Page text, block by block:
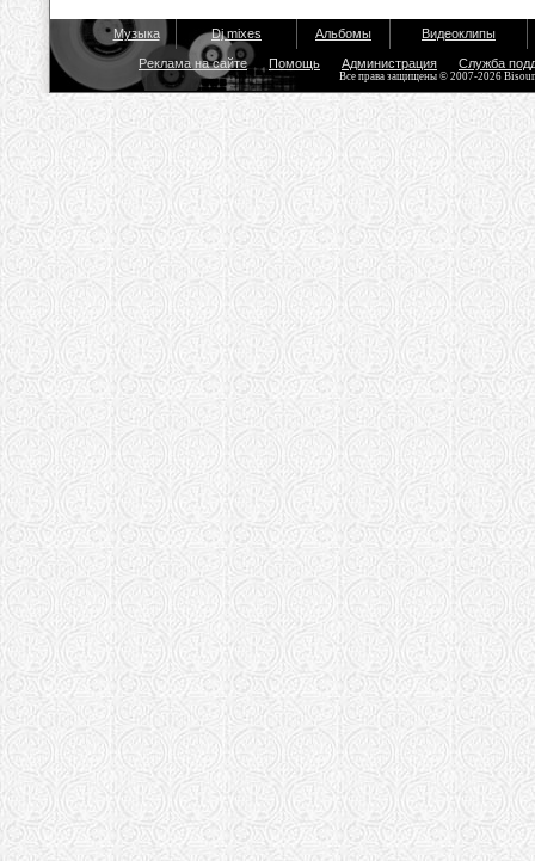
Музыка Dj mixes Альбомы Видеоклипы
Реклама на сайте Помощь Администрация Служба
Все права защищены © 2007-2026